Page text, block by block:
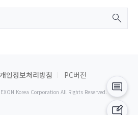
개인정보처리방침 PC버전
Korea Corporation All Rights Reserved.